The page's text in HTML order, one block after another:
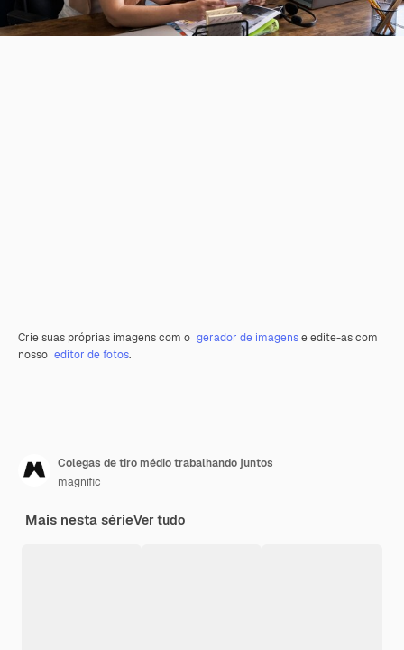
Crie suas próprias imagens com o gerador de imagense edite-as com
nosso editor de fotos.
Colegas de tiro médio trabalhando juntos
magnific
Mais nesta sérieVer tudo